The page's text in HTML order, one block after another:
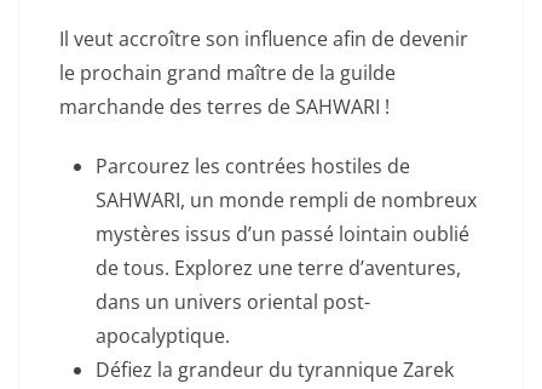
Il veut accroître son influence afin de devenir
le prochain grand maître de la guilde
marchande des terres de SAHWARI !
Parcourez les contrées hostiles de
SAHWARI, un monde rempli de nombreux
mystères issus d’un passé lointain oublié
de tous. Explorez une terre d’aventures,
dans un univers oriental post-
apocalyptique.
Défiez la grandeur du tyrannique Zarek